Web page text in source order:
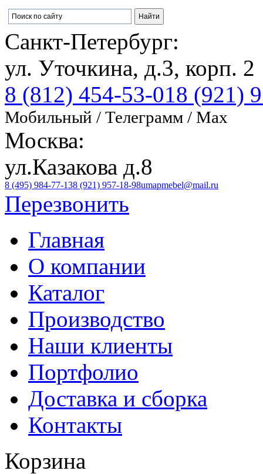
Санкт-Петербург:
ул. Уточкина, д.3, корп. 2
8 (812) 454-53-018 (921)
Мобильный / Телеграмм / Max
Москва:
ул.Казакова д.8
8 (495) 984-77-138 (921) 957-18-98umapmebel@mail.ru
Перезвонить
Главная
О компании
Каталог
Производство
Наши клиенты
Портфолио
Доставка и сборка
Контакты
Корзина